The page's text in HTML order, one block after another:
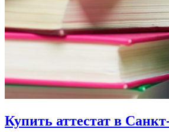
Купить аттестат в